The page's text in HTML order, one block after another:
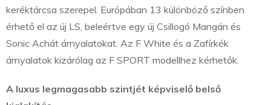
keréktárcsa szerepel. Európában 13 különböző színben
érhető el az új LS, beleértve egy új Csillogó Mangán és
Sonic Achát árnyalatokat. Az F White és a Zafírkék
árnyalatok kizárólag az F SPORT modellhez kérhetők.
A luxus legmagasabb szintjét képviselő belső